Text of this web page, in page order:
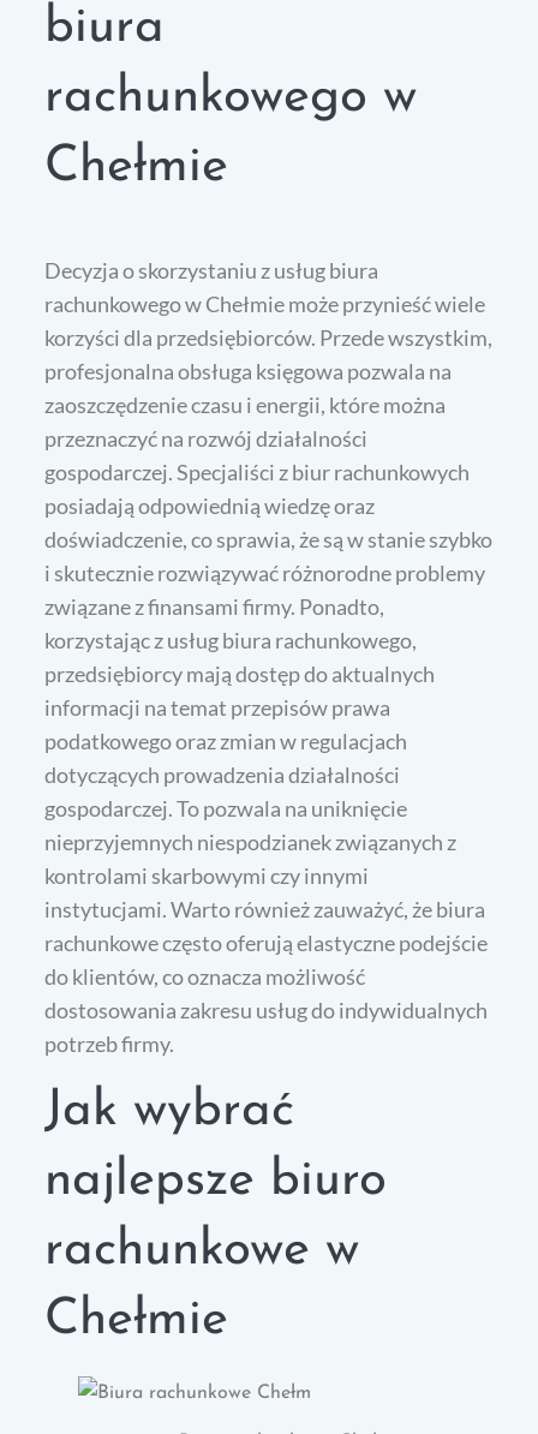
biura
rachunkowego w
Chełmie
Decyzja o skorzystaniu z usług biura
rachunkowego w Chełmie może przynieść wiele
korzyści dla przedsiębiorców. Przede wszystkim,
profesjonalna obsługa księgowa pozwala na
zaoszczędzenie czasu i energii, które można
przeznaczyć na rozwój działalności
gospodarczej. Specjaliści z biur rachunkowych
posiadają odpowiednią wiedzę oraz
doświadczenie, co sprawia, że są w stanie szybko
i skutecznie rozwiązywać różnorodne problemy
związane z finansami firmy. Ponadto,
korzystając z usług biura rachunkowego,
przedsiębiorcy mają dostęp do aktualnych
informacji na temat przepisów prawa
podatkowego oraz zmian w regulacjach
dotyczących prowadzenia działalności
gospodarczej. To pozwala na uniknięcie
nieprzyjemnych niespodzianek związanych z
kontrolami skarbowymi czy innymi
instytucjami. Warto również zauważyć, że biura
rachunkowe często oferują elastyczne podejście
do klientów, co oznacza możliwość
dostosowania zakresu usług do indywidualnych
potrzeb firmy.
Jak wybrać
najlepsze biuro
rachunkowe w
Chełmie